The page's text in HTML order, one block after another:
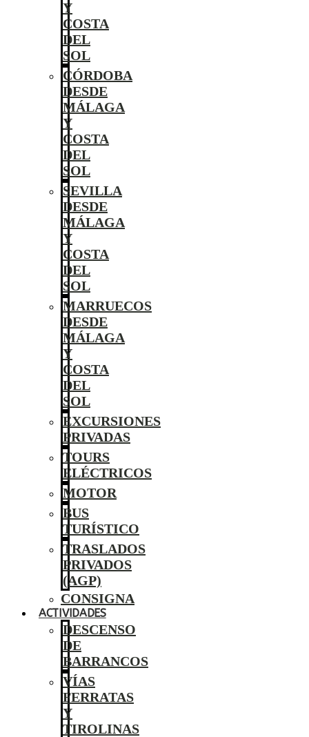
Y
COSTA
DEL
SOL
CÓRDOBA
DESDE
MÁLAGA
Y
COSTA
DEL
SOL
SEVILLA
DESDE
MÁLAGA
Y
COSTA
DEL
SOL
MARRUECOS
DESDE
MÁLAGA
Y
COSTA
DEL
SOL
EXCURSIONES
PRIVADAS
TOURS
ELÉCTRICOS
MOTOR
BUS
TURÍSTICO
TRASLADOS
PRIVADOS
(AGP)
CONSIGNA
ACTIVIDADES
DESCENSO
DE
BARRANCOS
VÍAS
FERRATAS
Y
TIROLINAS